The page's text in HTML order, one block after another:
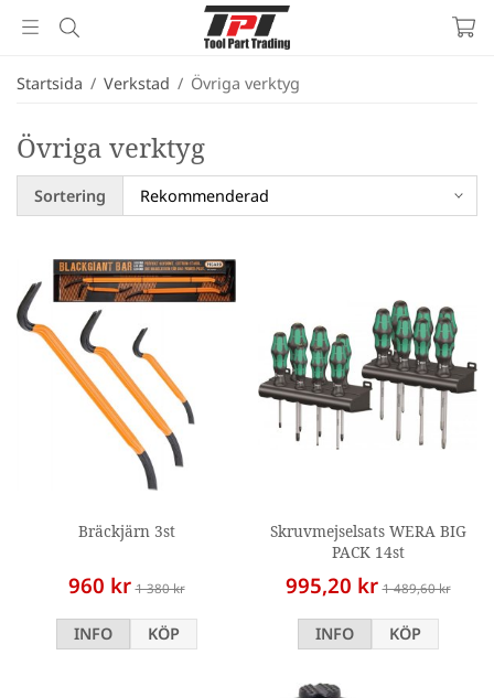
Startsida / Verkstad / Övriga verktyg
Övriga verktyg
Sortering
Bräckjärn 3st
960 kr 1 380 kr
INFO KÖP
Skruvmejselsats WERA BIG
PACK 14st
995,20 kr 1 489,60 kr
INFO KÖP